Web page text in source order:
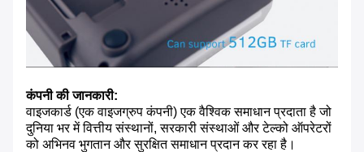
कंपनी की जानकारी:
वाइजकार्ड (एक वाइजग्रुप कंपनी) एक वैश्विक समाधान प्रदाता है जो
दुनिया भर में वित्तीय संस्थानों, सरकारी संस्थाओं और टेल्को ऑपरेटरों
को अभिनव भुगतान और सुरक्षित समाधान प्रदान कर रहा है।